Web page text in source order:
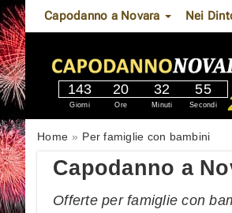
Capodanno a Novara Nei
143
Giorni
20
Ore
32
Minuti
54
Secondi
Home Per famiglie con bambini
Capodanno a
Offerte per famiglie con